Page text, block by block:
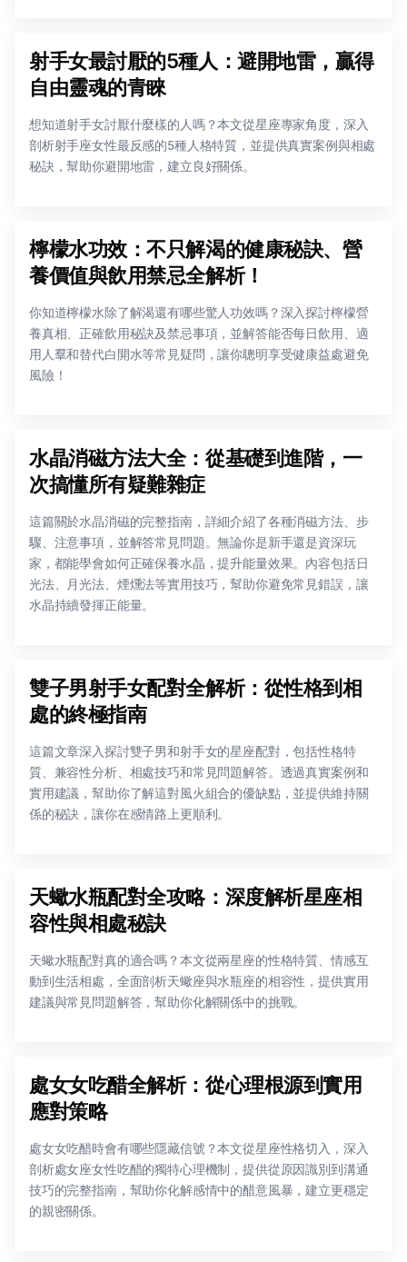
射手女最討厭的5種人：避開地雷，贏得
自由靈魂的青睞
想知道射手女討厭什麼樣的人嗎？本文從星座專家角度，深入
剖析射手座女性最反感的5種人格特質，並提供真實案例與相處
秘訣，幫助你避開地雷，建立良好關係。
檸檬水功效：不只解渴的健康秘訣、營
養價值與飲用禁忌全解析！
你知道檸檬水除了解渴還有哪些驚人功效嗎？深入探討檸檬營
養真相、正確飲用秘訣及禁忌事項，並解答能否每日飲用、適
用人羣和替代白開水等常見疑問，讓你聰明享受健康益處避免
風險！
水晶消磁方法大全：從基礎到進階，一
次搞懂所有疑難雜症
這篇關於水晶消磁的完整指南，詳細介紹了各種消磁方法、步
驟、注意事項，並解答常見問題。無論你是新手還是資深玩
家，都能學會如何正確保養水晶，提升能量效果。內容包括日
光法、月光法、煙燻法等實用技巧，幫助你避免常見錯誤，讓
水晶持續發揮正能量。
雙子男射手女配對全解析：從性格到相
處的終極指南
這篇文章深入探討雙子男和射手女的星座配對，包括性格特
質、兼容性分析、相處技巧和常見問題解答。透過真實案例和
實用建議，幫助你了解這對風火組合的優缺點，並提供維持關
係的秘訣，讓你在感情路上更順利。
天蠍水瓶配對全攻略：深度解析星座相
容性與相處秘訣
天蠍水瓶配對真的適合嗎？本文從兩星座的性格特質、情感互
動到生活相處，全面剖析天蠍座與水瓶座的相容性，提供實用
建議與常見問題解答，幫助你化解關係中的挑戰。
處女女吃醋全解析：從心理根源到實用
應對策略
處女女吃醋時會有哪些隱藏信號？本文從星座性格切入，深入
剖析處女座女性吃醋的獨特心理機制，提供從原因識別到溝通
技巧的完整指南，幫助你化解感情中的醋意風暴，建立更穩定
的親密關係。